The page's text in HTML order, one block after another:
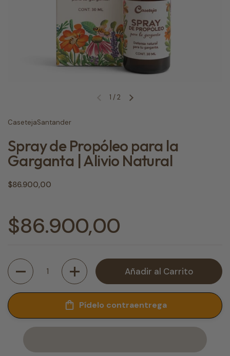
Diapositiva anteriorSiguiente diapositiva
1 /2
CasetejaSantander
Spray de Propóleo para la
Garganta | Alivio Natural
Precio normal
$86.900,00
Precio normal
$86.900,00
Cantidad
Añadir al Carrito
Pídelo contraentrega